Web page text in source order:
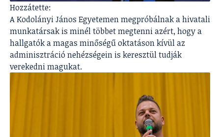
Hozzátette:
A Kodolányi János Egyetemen megpróbálnak a hivatali
munkatársak is minél többet megtenni azért, hogy a
hallgatók a magas minőségű oktatáson kívül az
adminisztráció nehézségein is keresztül tudják
verekedni magukat.